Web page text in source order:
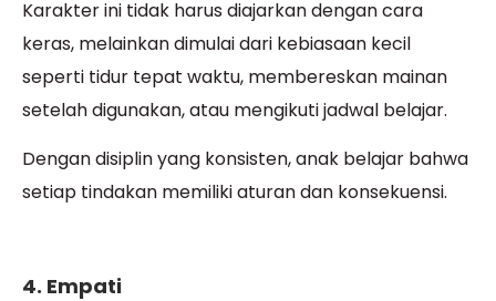
Karakter ini tidak harus diajarkan dengan cara
keras, melainkan dimulai dari kebiasaan kecil
seperti tidur tepat waktu, membereskan mainan
setelah digunakan, atau mengikuti jadwal belajar.
Dengan disiplin yang konsisten, anak belajar bahwa
setiap tindakan memiliki aturan dan konsekuensi.
4. Empati